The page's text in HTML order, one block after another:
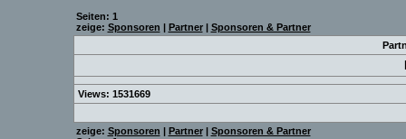
Seiten: 1
zeige: Sponsoren | Partner| Sponsoren & Partner
Views: 1531669
zeige: Sponsoren | Partner| Sponsoren & Partner